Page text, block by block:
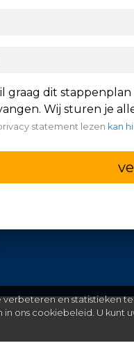
graag dit
Wij sturen je
statement lezen kan
en statistieken
ons cookiebeleid. U